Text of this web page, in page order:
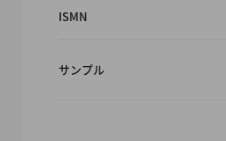
ISMN
サンプル